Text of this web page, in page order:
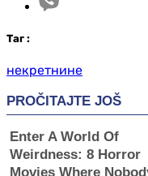
Таг :
некретнине